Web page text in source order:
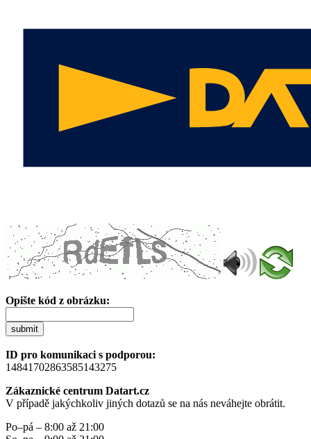
Opište kód z obrázku:
submit
ID pro komunikaci s podporou:
14841702863585143275
Zákaznické centrum Datart.cz
V případě jakýchkoliv jiných dotazů se na nás neváhejte obrátit.
Po–pá – 8:00 až 21:00